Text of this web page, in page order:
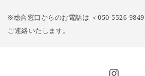
※総合窓口からのお電話は ＜050-5526-9849
ご連絡いたします。